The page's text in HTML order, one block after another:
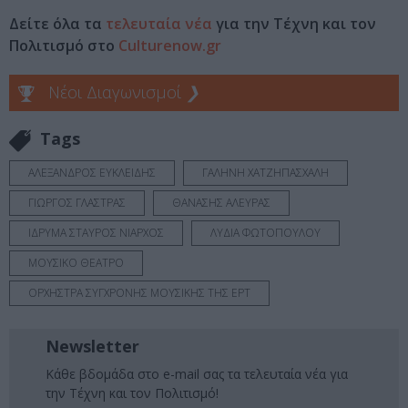
Δείτε όλα τα τελευταία νέα για την Τέχνη και τον
Πολιτισμό στο Culturenow.gr
Νέοι Διαγωνισμοί ❯
Tags
ΑΛΕΞΑΝΔΡΟΣ ΕΥΚΛΕΙΔΗΣ
ΓΑΛΗΝΗ ΧΑΤΖΗΠΑΣΧΑΛΗ
ΓΙΩΡΓΟΣ ΓΛΑΣΤΡΑΣ
ΘΑΝΑΣΗΣ ΑΛΕΥΡΑΣ
ΙΔΡΥΜΑ ΣΤΑΥΡΟΣ ΝΙΑΡΧΟΣ
ΛΥΔΙΑ ΦΩΤΟΠΟΥΛΟΥ
ΜΟΥΣΙΚΟ ΘΕΑΤΡΟ
ΟΡΧΗΣΤΡΑ ΣΥΓΧΡΟΝΗΣ ΜΟΥΣΙΚΗΣ ΤΗΣ ΕΡΤ
Newsletter
Κάθε βδομάδα στο e-mail σας τα τελευταία νέα για
την Τέχνη και τον Πολιτισμό!